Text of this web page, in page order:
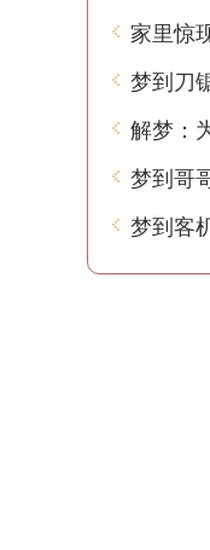
家里惊
梦到刀
解梦：
梦到哥
梦到客